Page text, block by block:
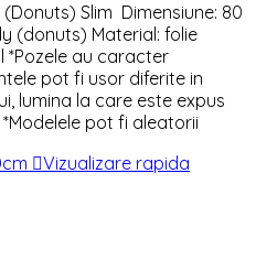
Slim Dimensiune: 80
(donuts) Material: folie
*Pozele au caracter
pot fi usor diferite in
lumina la care este expus
pot fi aleatorii
Vizualizare rapida